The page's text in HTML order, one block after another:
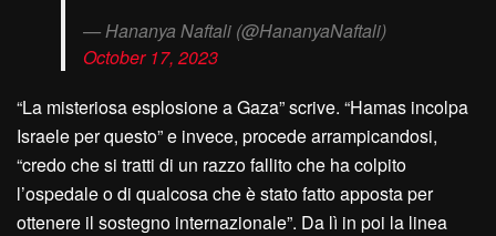
— Hananya Naftali (@HananyaNaftali)
October 17, 2023
“La misteriosa esplosione a Gaza” scrive. “Hamas incolpa
Israele per questo” e invece, procede arrampicandosi,
“credo che si tratti di un razzo fallito che ha colpito
l’ospedale o di qualcosa che è stato fatto apposta per
ottenere il sostegno internazionale”. Da lì in poi la linea